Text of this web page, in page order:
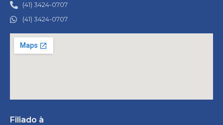
(41) 3424-0707
(41) 3424-0707
Filiado à